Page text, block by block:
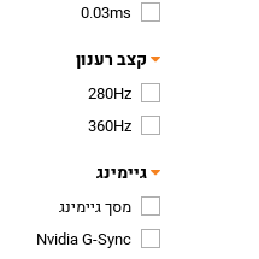
0.03ms
קצב רענון
280Hz
360Hz
גיימינג
מסך גיימינג
Nvidia G-Sync